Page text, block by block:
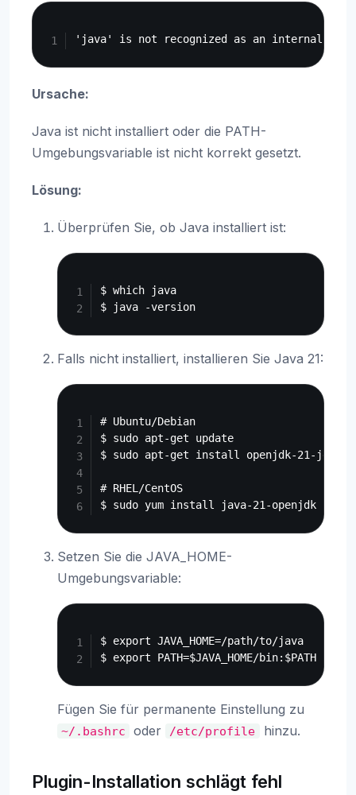
Ursache:
Java ist nicht installiert oder die PATH-
Umgebungsvariable ist nicht korrekt gesetzt.
Lösung:
Überprüfen Sie, ob Java installiert ist:
$ which java
Falls nicht installiert, installieren Sie Java 21:
# Ubuntu/Debian
$ sudo apt-get update
$ sudo apt-get install openjdk-21-jdk
# RHEL/CentOS
Setzen Sie die JAVA_HOME-
Umgebungsvariable:
$ export JAVA_HOME=/path/to/java
Fügen Sie für permanente Einstellung zu
~/.bashrc oder /etc/profile hinzu.
Plugin-Installation schlägt fehl